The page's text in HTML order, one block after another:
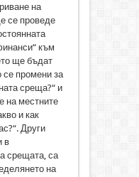
на
се проведе
към
ще бъдат
се промени за
среща?“ и
на местните
и как
Други
в
срещата, са
на